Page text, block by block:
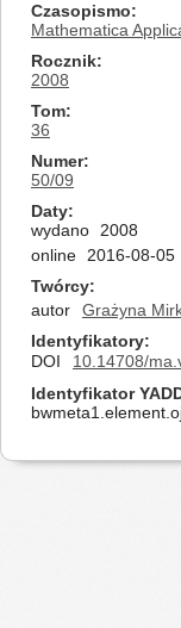
Czasopismo
Mathematica
Rocznik
2008
Tom
36
Numer
50/09
Daty
wydano
2008
online
2016-08-05
Twórcy
autor
Grażyna
Identyfikatory
DOI
10.14708/
Identyfikator